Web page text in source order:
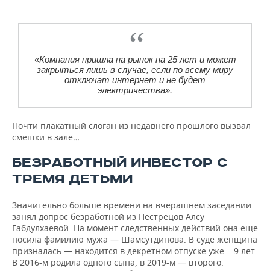
«Компания пришла на рынок на 25 лет и может
закрыться лишь в случае, если по всему миру
отключат интернет и не будет
электричества».
Почти плакатный слоган из недавнего прошлого вызвал
смешки в зале…
БЕЗРАБОТНЫЙ ИНВЕСТОР С
ТРЕМЯ ДЕТЬМИ
Значительно больше времени на вчерашнем заседании
занял допрос безработной из Пестрецов Алсу
Габдулхаевой. На момент следственных действий она еще
носила фамилию мужа — Шамсутдинова. В суде женщина
призналась — находится в декретном отпуске уже... 9 лет.
В 2016-м родила одного сына, в 2019-м — второго.